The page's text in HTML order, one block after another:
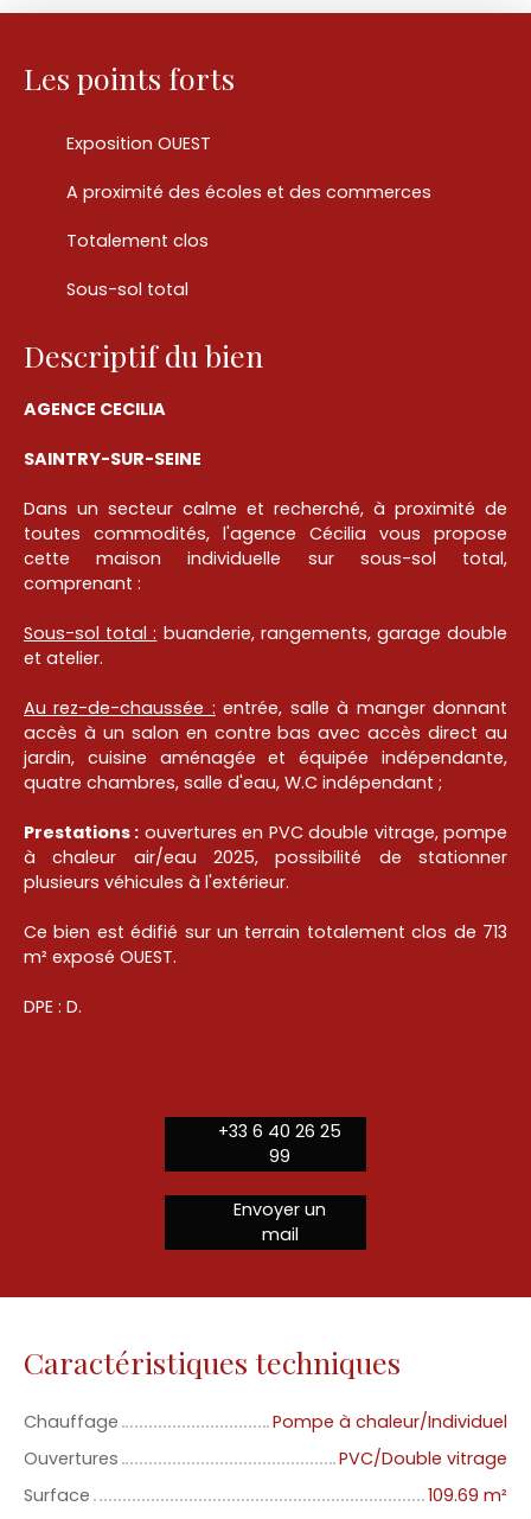
Les points forts
Exposition OUEST
A proximité des écoles et des commerces
Totalement clos
Sous-sol total
Descriptif du bien
AGENCE CECILIA
SAINTRY-SUR-SEINE
Dans un secteur calme et recherché, à proximité de
toutes commodités, l'agence Cécilia vous propose
cette maison individuelle sur sous-sol total,
comprenant :
Sous-sol total : buanderie, rangements, garage double
et atelier.
Au rez-de-chaussée : entrée, salle à manger donnant
accès à un salon en contre bas avec accès direct au
jardin, cuisine aménagée et équipée indépendante,
quatre chambres, salle d'eau, W.C indépendant ;
Prestations : ouvertures en PVC double vitrage, pompe
à chaleur air/eau 2025, possibilité de stationner
plusieurs véhicules à l'extérieur.
Ce bien est édifié sur un terrain totalement clos de 713
m² exposé OUEST.
DPE : D.
+33 6 40 26 25
99
Envoyer un
mail
Caractéristiques techniques
Chauffage
Pompe à chaleur/Individuel
Ouvertures
PVC/Double vitrage
Surface
109.69 m²